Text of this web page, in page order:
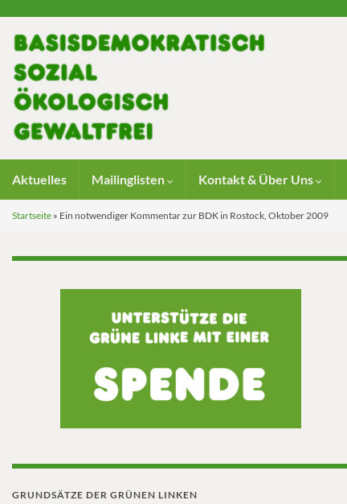
Aktuelles Mailinglisten Kontakt & Über Uns
Startseite » Ein notwendiger Kommentar zur BDK in Rostock, Oktober 2009
GRUNDSÄTZE DER GRÜNEN LINKEN